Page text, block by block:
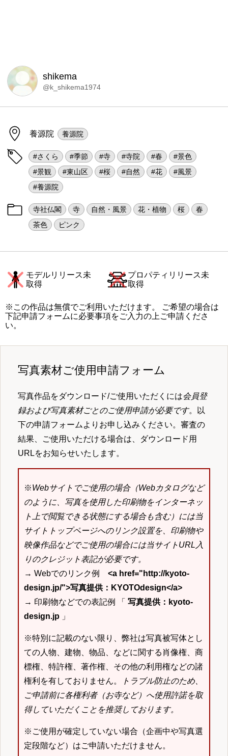
shikema
@k_shikema1974
養源院 養源院
#さくら #季節 #寺 #寺院 #春
#景色
#景観
#東山区 #桜 #自然 #花
#風景
#養源院
寺社仏閣 寺 自然・風景 花・植物 桜
春
茶色
ピンク
モデルリリース未
取得
プロパティリリース未
取得
※この作品は無償でご利用いただけます。 ご希望の場合は
下記申請フォームに必要事項をご入力の上ご申請くださ
い。
写真素材ご使用申請フォーム
写真作品をダウンロード/ご使用いただくには会員登
録および写真素材ごとのご使用申請が必要です。以
下の申請フォームよりお申し込みください。審査の
結果、ご使用いただける場合は、ダウンロード用
URLをお知らせいたします。
※Webサイトでご使用の場合（Webカタログなど
のように、写真を使用した印刷物をインターネッ
ト上で閲覧できる状態にする場合も含む）には当
サイトトップページへのリンク設置を、印刷物や
映像作品などでご使用の場合には当サイトURL入
りのクレジット表記が必要です。
→ Webでのリンク例 <a href="http://kyoto-
design.jp/">写真提供：KYOTOdesign</a>
→ 印刷物などでの表記例 「 写真提供：kyoto-
design.jp 」
※特別に記載のない限り、弊社は写真被写体とし
ての人物、建物、物品、などに関する肖像権、商
標権、特許権、著作権、その他の利用権などの諸
権利を有しておりません。
トラブル防止のため、
ご申請前に各権利者（お寺など）へ使用許諾を取
得していただくことを推奨しております。
※ご使用が確定していない場合（企画中や写真選
定段階など）はご申請いただけません。